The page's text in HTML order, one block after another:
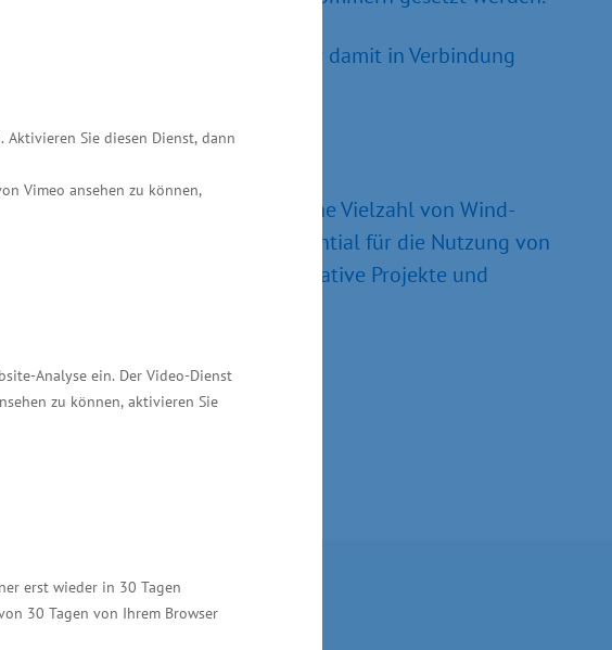
Sie diesen Dienst, dann
Vimeo ansehen zu können,
Analyse ein. Der Video-Dienst
zu können, aktivieren Sie
erst wieder in 30 Tagen
30 Tagen von Ihrem Browser
erneuerbaren Energien und der damit in Verbindung
Das Land verfügt über eine Vielzahl von Wind-
zudem ein großes Potential für die Nutzung von
Energien ein und fördert innovative Projekte und
Kontakt